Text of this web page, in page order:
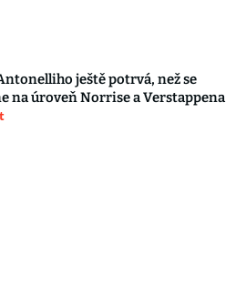
ještě potrvá, než se
na úroveň Norrise a Verstappena